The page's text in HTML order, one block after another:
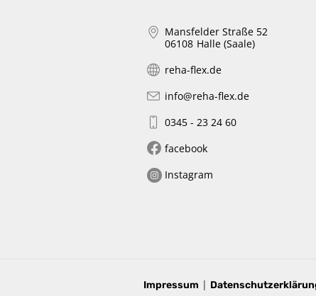
Mansfelder Straße 52
06108 Halle (Saale)
reha-flex.de
info@reha-flex.de
0345 - 23 24 60
facebook
Instagram
Impressum |